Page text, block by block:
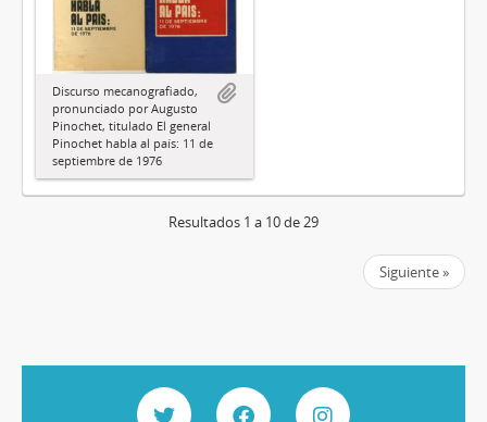
Discurso mecanografiado,
pronunciado por Augusto
Pinochet, titulado El general
Pinochet habla al país: 11 de
septiembre de 1976
Resultados 1 a 10 de 29
Siguiente »